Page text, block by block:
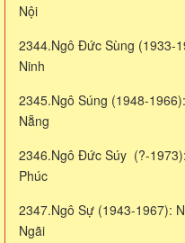
Nội
2344.Ngô Đức Sùng (1933-
Ninh
2345.Ngô Súng (1948-
Nẵng
2346.Ngô Đức Súy (?-
Phúc
2347.Ngô Sự (1943-1967):
Ngãi